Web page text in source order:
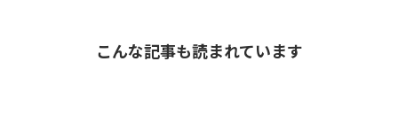
こんな記事も読まれています